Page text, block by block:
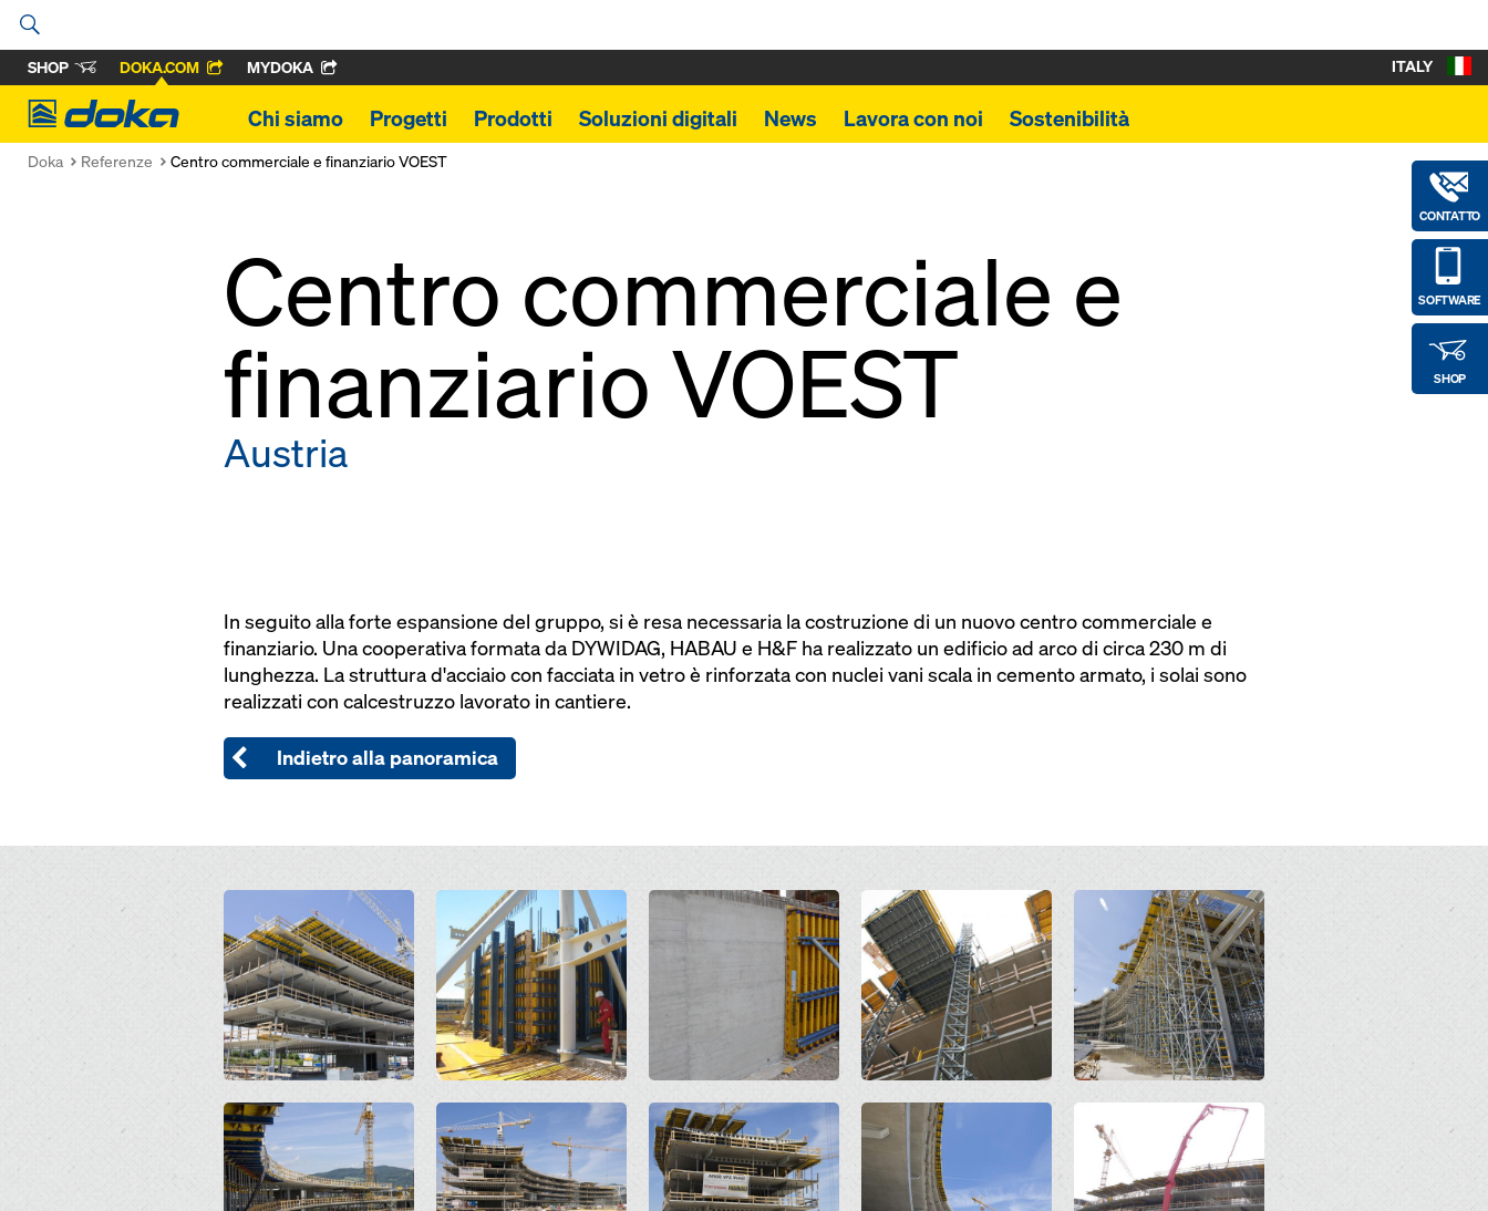
SHOP DOKA.COM MYDOKA
Doka
Chi siamo Progetti Prodotti Soluzioni digitali News Lavora con noi Sostenibilità
CONTATTO
SOFTWARE
SHOP
ITALY
Doka Referenze Centro commerciale e finanziario VOEST
Centro commerciale e
finanziario VOEST
Austria
In seguito alla forte espansione del gruppo, si è resa necessaria la costruzione di un nuovo centro commerciale e
finanziario. Una cooperativa formata da DYWIDAG, HABAU e H&F ha realizzato un edificio ad arco di circa 230 m di
lunghezza. La struttura d'acciaio con facciata in vetro è rinforzata con nuclei vani scala in cemento armato, i solai sono
realizzati con calcestruzzo lavorato in cantiere.
Indietro alla panoramica
Open Open Open Open Open
Open Open Open Open